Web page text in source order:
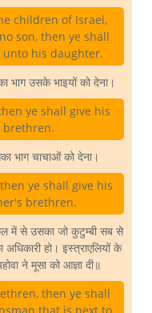
children of Israel,
son, then ye shall
his daughter.
भाग उसके भाइयों को देना।
ye shall give his
brethren.
भाग चाचाओं को देना।
ye shall give his
brethren.
में से उसका जो कुटुम्बी सब से
हो। इस्त्राएलियों के
ने मूसा को आज्ञा दी॥
then ye shall